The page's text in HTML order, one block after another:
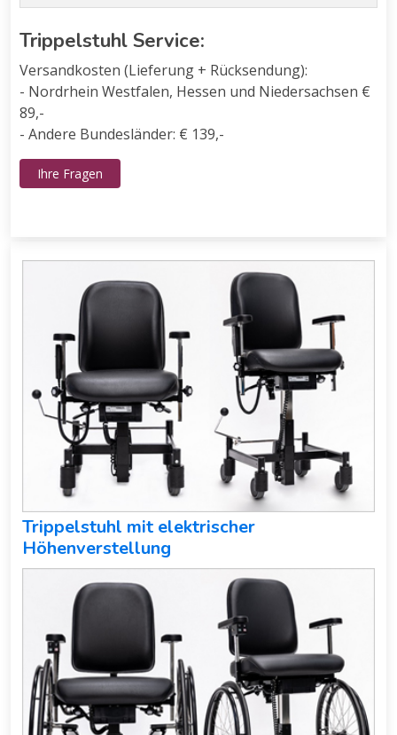
Trippelstuhl Service:
Versandkosten (Lieferung + Rücksendung):
- Nordrhein Westfalen, Hessen und Niedersachsen €
89,-
- Andere Bundesländer: € 139,-
Ihre Fragen
Trippelstuhl mit elektrischer
Höhenverstellung